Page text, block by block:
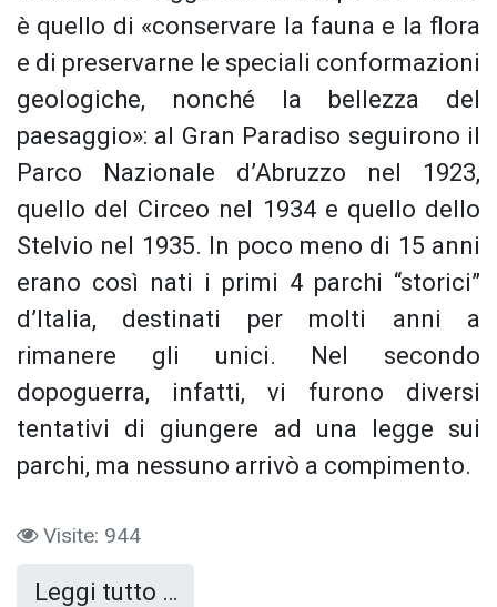
è quello di «conservare la fauna e la flora
e di preservarne le speciali conformazioni
geologiche, nonché la bellezza del
paesaggio»: al Gran Paradiso seguirono il
Parco Nazionale d’Abruzzo nel 1923,
quello del Circeo nel 1934 e quello dello
Stelvio nel 1935. In poco meno di 15 anni
erano così nati i primi 4 parchi “storici”
d’Italia, destinati per molti anni a
rimanere gli unici. Nel secondo
dopoguerra, infatti, vi furono diversi
tentativi di giungere ad una legge sui
parchi, ma nessuno arrivò a compimento.
Visite: 944
Leggi tutto …